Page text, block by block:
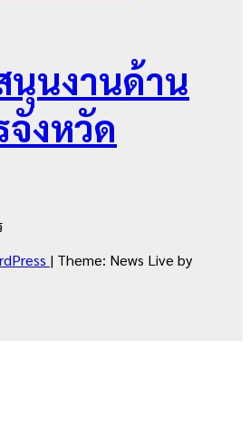
นงานด้าน
จังหวัด
| Theme: News Live by